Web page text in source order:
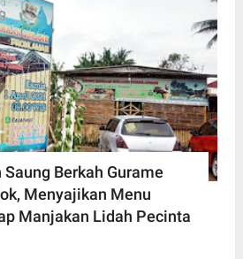
Berkah Gurame
Menyajikan Menu
Manjakan Lidah Pecinta